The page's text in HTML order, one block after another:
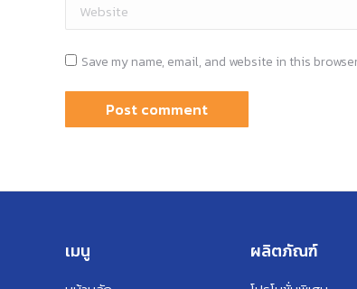
Website
Save my name, email, and website in this
Post comment
เมนู ผลิตภัณฑ์